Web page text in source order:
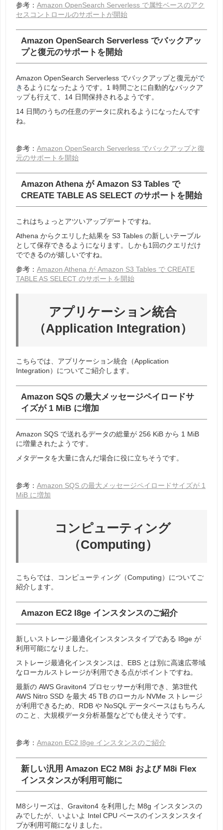
参考： Amazon OpenSearch Serverless で属性ベースのアク
セスコントロールのサポートが開始
Amazon OpenSearch Serverless でバックアッ
プと復元のサポートを開始
Amazon OpenSearch Serverless でバックアップと復元がで
き るようになったようです。1 時間ごとに自動的なバックア
ップも行えて、14 日間保持されるようです。
14 日間のうちの任意のデータに戻れるようになったんです
ね。
参考： Amazon OpenSearch Serverless でバックアップと復
元のサポートを開始
Amazon Athena が Amazon S3 Tables で
CREATE TABLE AS SELECT のサポートを開始
これはちょっとアツいアップデートですね。
Athena からクエリした結果を S3 Tables の新しいテーブル
として保存できるようになります。しかも1回のクエリだけ
でできるのが嬉しいですね。
参考： Amazon Athena が Amazon S3 Tables で CREATE
TABLE AS SELECT のサポートを開始
アプリケーション統合
（Application Integration）
こちらでは、アプリケーション統合（Application
Integration）についてご紹介します。
Amazon SQS の最大メッセージペイロードサ
イズが 1 MiB に増加
Amazon SQS で送れるデータの総量が 256 KiB から 1 MiB
に増量されたようです。
メタデータを大量に含んだ場合に役に立ちそうです。
参考： Amazon SQS の最大メッセージペイロードサイズが 1
MiB に増加
コンピューティング
（Computing）
こちらでは、コンピューティング（Computing）についてご
紹介します。
Amazon EC2 I8ge インスタンスのご紹介
新しいストレージ最適化インスタンスタイプである I8ge が
利用可能になりました。
ストレージ最適化インスタンスは、EBS とは別に高速広帯域
なローカルストレージが利用できる点がポイントですね。
最新の AWS Graviton4 プロセッサーが利用でき、第3世代
AWS Nitro SSD を最大 45 TB のローカル NVMe ストレージ
が利用できるため、RDB や NoSQL データベースはもちろん
のこと、大規模データ分析基盤などでも使えそうです。
参考： Amazon EC2 I8ge インスタンスのご紹介
新しい汎用 Amazon EC2 M8i および M8i Flex
インスタンスが利用可能に
M8シリーズは、Graviton4 を利用した M8g インスタンスの
みでしたが、いよいよ Intel CPU ベースのインスタンスタイ
プが利用可能になりました。